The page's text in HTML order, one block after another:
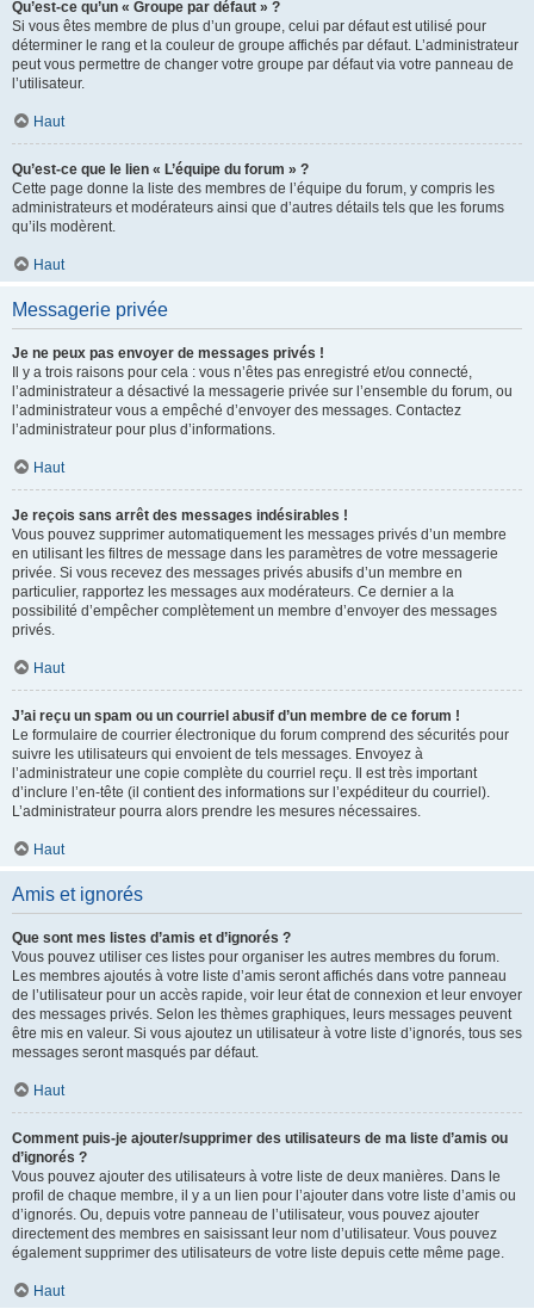
Qu’est-ce qu’un « Groupe par défaut » ?
Si vous êtes membre de plus d’un groupe, celui par défaut est utilisé pour
déterminer le rang et la couleur de groupe affichés par défaut. L’administrateur
peut vous permettre de changer votre groupe par défaut via votre panneau de
l’utilisateur.
Haut
Qu’est-ce que le lien « L’équipe du forum » ?
Cette page donne la liste des membres de l’équipe du forum, y compris les
administrateurs et modérateurs ainsi que d’autres détails tels que les forums
qu’ils modèrent.
Haut
Messagerie privée
Je ne peux pas envoyer de messages privés !
Il y a trois raisons pour cela : vous n’êtes pas enregistré et/ou connecté,
l’administrateur a désactivé la messagerie privée sur l’ensemble du forum, ou
l’administrateur vous a empêché d’envoyer des messages. Contactez
l’administrateur pour plus d’informations.
Haut
Je reçois sans arrêt des messages indésirables !
Vous pouvez supprimer automatiquement les messages privés d’un membre
en utilisant les filtres de message dans les paramètres de votre messagerie
privée. Si vous recevez des messages privés abusifs d’un membre en
particulier, rapportez les messages aux modérateurs. Ce dernier a la
possibilité d’empêcher complètement un membre d’envoyer des messages
privés.
Haut
J’ai reçu un spam ou un courriel abusif d’un membre de ce forum !
Le formulaire de courrier électronique du forum comprend des sécurités pour
suivre les utilisateurs qui envoient de tels messages. Envoyez à
l’administrateur une copie complète du courriel reçu. Il est très important
d’inclure l’en-tête (il contient des informations sur l’expéditeur du courriel).
L’administrateur pourra alors prendre les mesures nécessaires.
Haut
Amis et ignorés
Que sont mes listes d’amis et d’ignorés ?
Vous pouvez utiliser ces listes pour organiser les autres membres du forum.
Les membres ajoutés à votre liste d’amis seront affichés dans votre panneau
de l’utilisateur pour un accès rapide, voir leur état de connexion et leur envoyer
des messages privés. Selon les thèmes graphiques, leurs messages peuvent
être mis en valeur. Si vous ajoutez un utilisateur à votre liste d’ignorés, tous ses
messages seront masqués par défaut.
Haut
Comment puis-je ajouter/supprimer des utilisateurs de ma liste d’amis ou
d’ignorés ?
Vous pouvez ajouter des utilisateurs à votre liste de deux manières. Dans le
profil de chaque membre, il y a un lien pour l’ajouter dans votre liste d’amis ou
d’ignorés. Ou, depuis votre panneau de l’utilisateur, vous pouvez ajouter
directement des membres en saisissant leur nom d’utilisateur. Vous pouvez
également supprimer des utilisateurs de votre liste depuis cette même page.
Haut